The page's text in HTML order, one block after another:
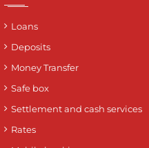
Loans
Deposits
Money Transfer
Safe box
Settlement and cash services
Rates